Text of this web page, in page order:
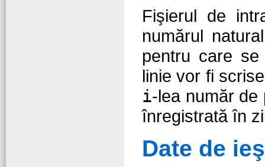
Fişierul de
numărul
pentru care
linie vor fi
i-lea număr de
înregistrată în
Date de